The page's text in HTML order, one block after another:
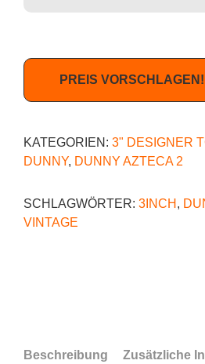
PREIS VORSCHLAGEN!
KATEGORIEN: 3" DESIGNER
DUNNY, DUNNY AZTECA 2
SCHLAGWÖRTER: 3INCH ,
VINTAGE
Beschreibung Zusätzliche